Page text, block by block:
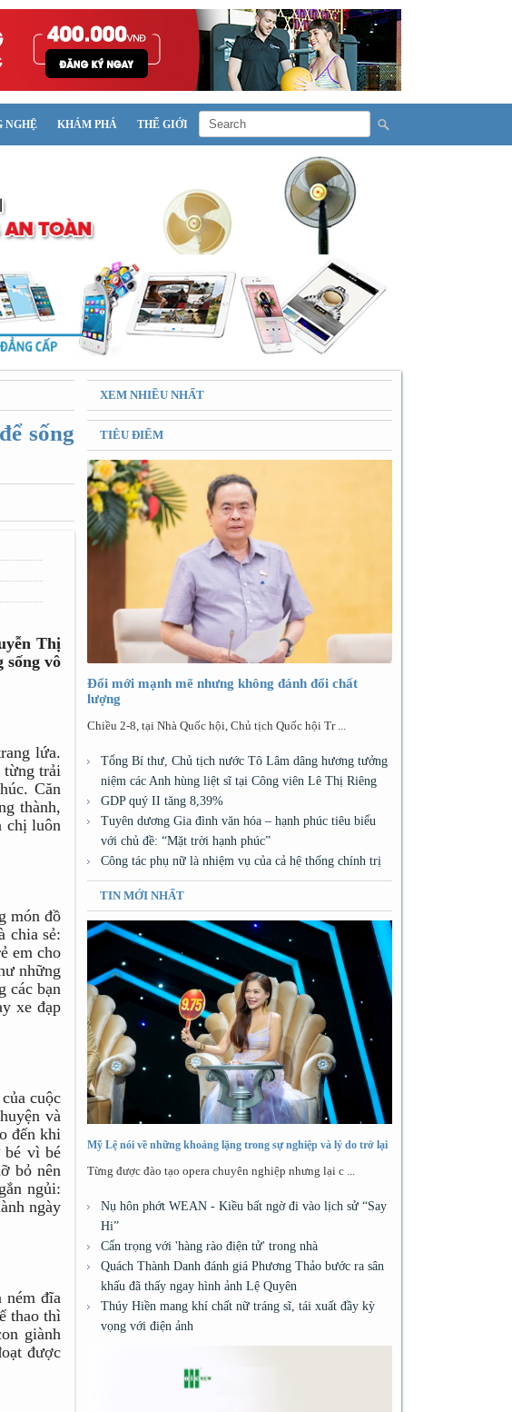
NGHỆ KHÁM PHÁ THẾ GIỚI
sống
Thị
vô
lứa.
từng trải
Căn
thành,
chị luôn
món đồ
chia sẻ:
em cho
những
các bạn
xe đạp
cuộc
và
đến khi
bé vì bé
bỏ nên
ngủi:
ngày
ném đĩa
thao thì
giành
được
XEM NHIỀU NHẤT
TIÊU ĐIỂM
Đổi mới mạnh mẽ nhưng không đánh đổi chất
lượng
Chiều 2-8, tại Nhà Quốc hội, Chủ tịch Quốc hội Tr ...
Tổng Bí thư, Chủ tịch nước Tô Lâm dâng hương tưởng
niệm các Anh hùng liệt sĩ tại Công viên Lê Thị Riêng
GDP quý II tăng 8,39%
Tuyên dương Gia đình văn hóa – hạnh phúc tiêu biểu
với chủ đề: “Mặt trời hạnh phúc”
Công tác phụ nữ là nhiệm vụ của cả hệ thống chính trị
TIN MỚI NHẤT
Mỹ Lệ nói về những khoảng lặng trong sự nghiệp và lý do trở lại
Từng được đào tạo opera chuyên nghiệp nhưng lại c ...
Nụ hôn phớt WEAN - Kiều bất ngờ đi vào lịch sử “Say
Hi”
Cẩn trọng với 'hàng rào điện tử' trong nhà
Quách Thành Danh đánh giá Phương Thảo bước ra sân
khấu đã thấy ngay hình ảnh Lệ Quyên
Thúy Hiền mang khí chất nữ tráng sĩ, tái xuất đầy kỳ
vọng với điện ảnh